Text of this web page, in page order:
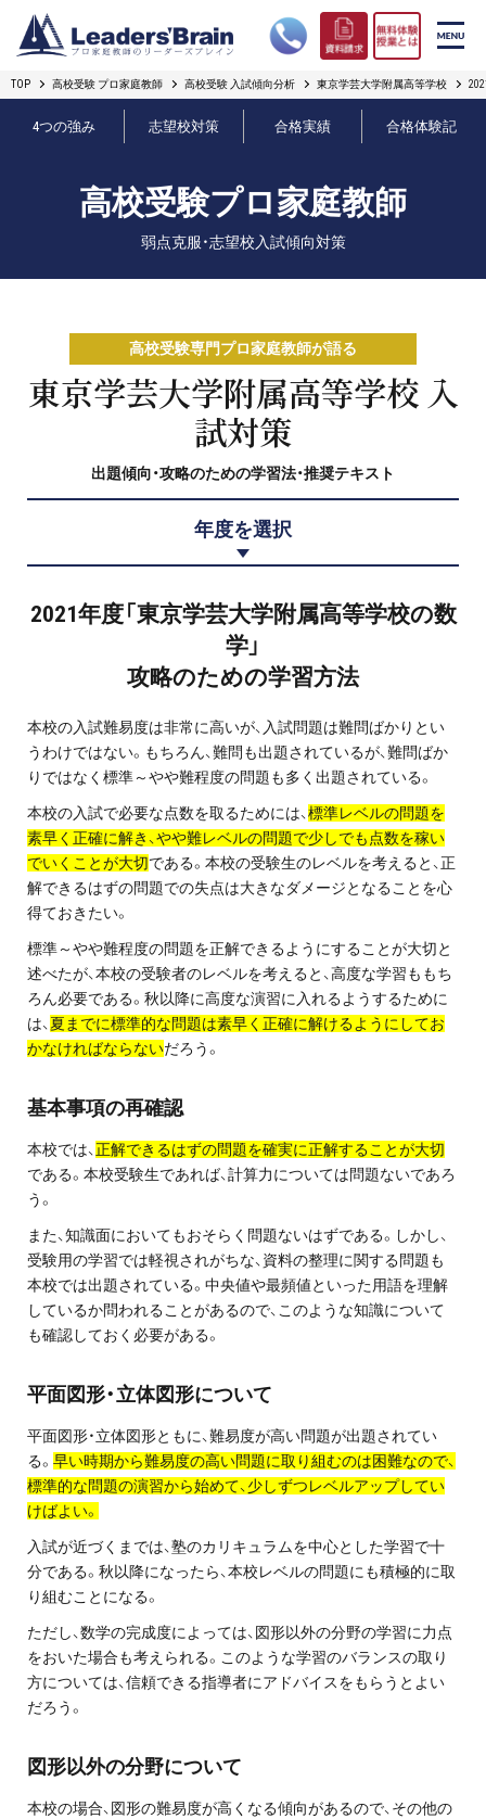
リーダーズブレインの強み
プロ教師紹介
無料体験授業とは
プロ家庭教師の英検®対策
費用について
お申込みの流れ
よくある質問
採用情報
インフォメーション
会社概要
採用情報
プライバシーポリシー
免責事項・著作権等
プロ教師が届ける
公式LINE＠
受付:9:30～21:30(定休:日曜・祝日)
お問い合わせ・資料請求
無料体験授業とは
TOP 高校受験 プロ家庭教師 高校受験 入試傾向分析 東京学芸大学附属高等学校
4つの強み 志望校対策 合格実績 合格体験記
高校受験プロ家庭教師
弱点克服・志望校入試傾向対策
高校受験専門プロ家庭教師が語る
東京学芸大学附属高等学校 入
試対策
出題傾向・攻略のための学習法・推奨テキスト
年度を選択
2021年度「東京学芸大学附属高等学校の数
学」
攻略のための学習方法
本校の入試難易度は非常に高いが、入試問題は難問ばかりとい
うわけではない。もちろん、難問も出題されているが、難問ばか
りではなく標準～やや難程度の問題も多く出題されている。
本校の入試で必要な点数を取るためには、標準レベルの問題を
素早く正確に解き、やや難レベルの問題で少しでも点数を稼い
でいくことが大切である。本校の受験生のレベルを考えると、正
解できるはずの問題での失点は大きなダメージとなることを心
得ておきたい。
標準～やや難程度の問題を正解できるようにすることが大切と
述べたが、本校の受験者のレベルを考えると、高度な学習ももち
ろん必要である。秋以降に高度な演習に入れるようするために
は、 夏までに標準的な問題は素早く正確に解けるようにしてお
かなければならないだろう。
基本事項の再確認
本校では、正解できるはずの問題を確実に正解することが大切
である。本校受験生であれば、計算力については問題ないであろ
う。
また、知識面においてもおそらく問題ないはずである。しかし、
受験用の学習では軽視されがちな、資料の整理に関する問題も
本校では出題されている。中央値や最頻値といった用語を理解
しているか問われることがあるので、このような知識について
も確認しておく必要がある。
平面図形・立体図形について
平面図形・立体図形ともに、難易度が高い問題が出題されてい
る。 早い時期から難易度の高い問題に取り組むのは困難なので、
標準的な問題の演習から始めて、少しずつレベルアップしてい
けばよい。
入試が近づくまでは、塾のカリキュラムを中心とした学習で十
分である。秋以降になったら、本校レベルの問題にも積極的に取
り組むことになる。
ただし、数学の完成度によっては、図形以外の分野の学習に力点
をおいた場合も考えられる。このような学習のバランスの取り
方については、信頼できる指導者にアドバイスをもらうとよい
だろう。
図形以外の分野について
本校の場合、図形の難易度が高くなる傾向があるので、その他の